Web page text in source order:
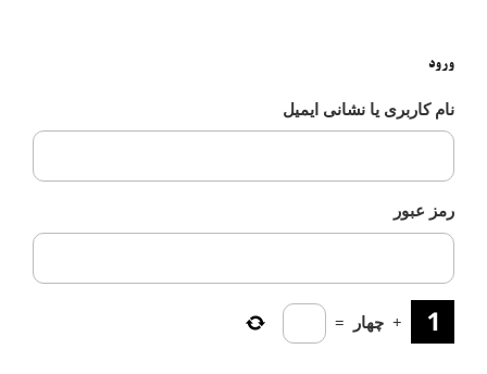
ورود
نام کاربری یا نشانی ایمیل
رمز عبور
+ چهار =